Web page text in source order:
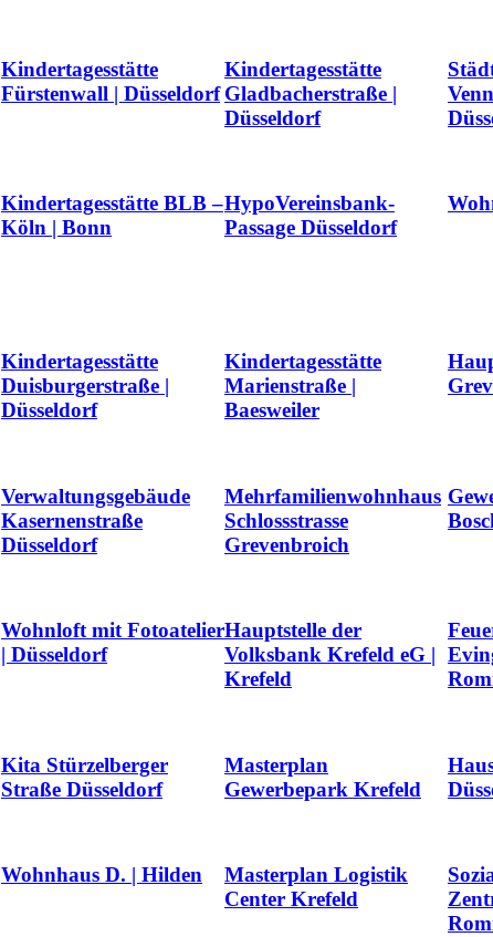
Kindertagesstätte
Fürstenwall | Düsseldorf
Kindertagesstätte
Gladbacherstraße |
Düsseldorf
Kindertagesstätte BLB –
Köln | Bonn
HypoVereinsbank-
Passage Düsseldorf
Kindertagesstätte
Duisburgerstraße |
Düsseldorf
Kindertagesstätte
Marienstraße |
Baesweiler
Verwaltungsgebäude
Kasernenstraße
Düsseldorf
Mehrfamilienwohnhaus
Schlossstrasse
Grevenbroich
Wohnloft mit Fotoatelier
| Düsseldorf
Hauptstelle der
Volksbank Krefeld eG |
Krefeld
Kita Stürzelberger
Straße Düsseldorf
Masterplan
Gewerbepark Krefeld
Wohnhaus D. | Hilden
Masterplan Logistik
Center Krefeld